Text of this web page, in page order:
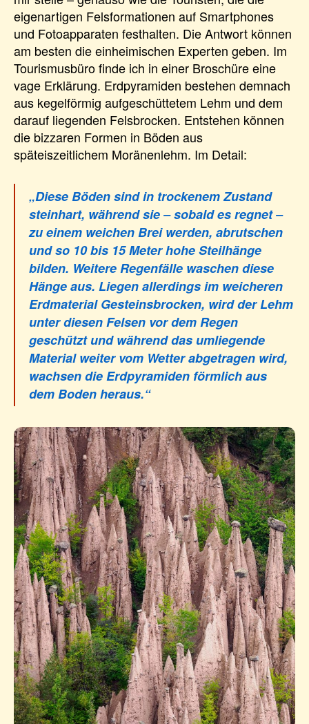
eigenartigen Felsformationen auf Smartphones
und Fotoapparaten festhalten. Die Antwort können
am besten die einheimischen Experten geben. Im
Tourismusbüro finde ich in einer Broschüre eine
vage Erklärung. Erdpyramiden bestehen demnach
aus kegelförmig aufgeschüttetem Lehm und dem
darauf liegenden Felsbrocken. Entstehen können
die bizzaren Formen in Böden aus
späteiszeitlichem Moränenlehm. Im Detail:
„Diese Böden sind in trockenem Zustand
steinhart, während sie – sobald es regnet –
zu einem weichen Brei werden, abrutschen
und so 10 bis 15 Meter hohe Steilhänge
bilden. Weitere Regenfälle waschen diese
Hänge aus. Liegen allerdings im weicheren
Erdmaterial Gesteinsbrocken, wird der Lehm
unter diesen Felsen vor dem Regen
geschützt und während das umliegende
Material weiter vom Wetter abgetragen wird,
wachsen die Erdpyramiden förmlich aus
dem Boden heraus.“